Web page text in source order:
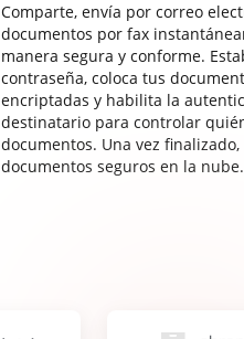
Comparte, envía por correo
documentos por fax
manera segura y conforme.
contraseña, coloca tus
encriptadas y habilita la
destinatario para controlar
documentos. Una vez
documentos seguros en la nube.